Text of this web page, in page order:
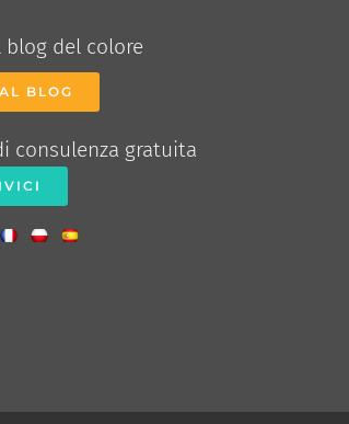
blog del colore
BLOG
consulenza gratuita